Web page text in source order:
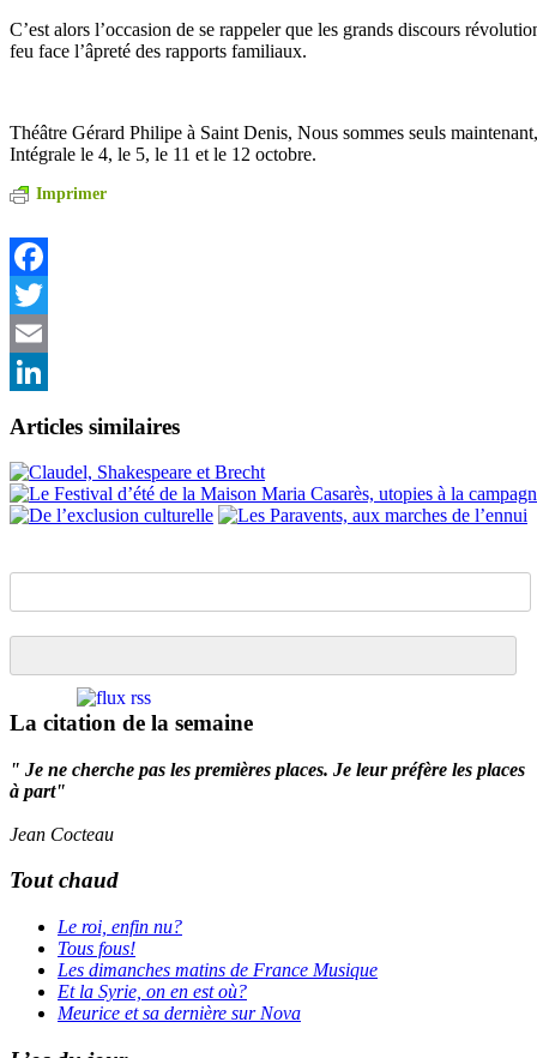
C’est alors l’occasion de se rappeler que les grands discours
feu face l’âpreté des rapports familiaux.
Théâtre Gérard Philipe à Saint Denis, Nous sommes seuls
Intégrale le 4, le 5, le 11 et le 12 octobre.
Imprimer
Facebook
Twitter
Email
Articles similaires
La citation de la semaine
" Je ne cherche pas les premières places. Je leur préfère les places
à part"
Jean Cocteau
Tout chaud
Le roi, enfin nu?
Tous fous!
Les dimanches matins de France Musique
Et la Syrie, on en est où?
Meurice et sa dernière sur Nova